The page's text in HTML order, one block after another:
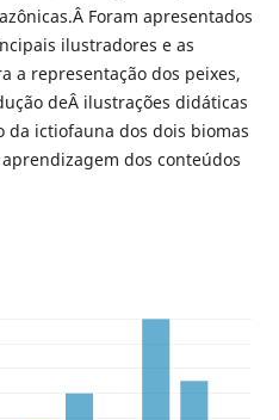
Foram apresentados
ilustradores e as
a representação dos peixes,
deÂ ilustrações didáticas
ictiofauna dos dois biomas
dos conteúdos